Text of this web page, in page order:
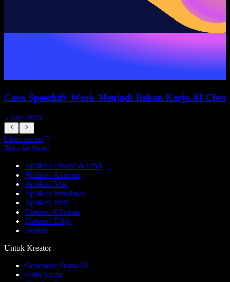
Cara Speechify Work Menjadi Rekan Kerja AI
5 Juni 2026
Lihat semua
Teks ke Suara
Aplikasi iPhone & iPad
Aplikasi Android
Aplikasi Mac
Aplikasi Windows
Aplikasi Web
Ekstensi Chrome
Ekstensi Edge
Unduh
Untuk Kreator
Generator Suara AI
Sulih Suara